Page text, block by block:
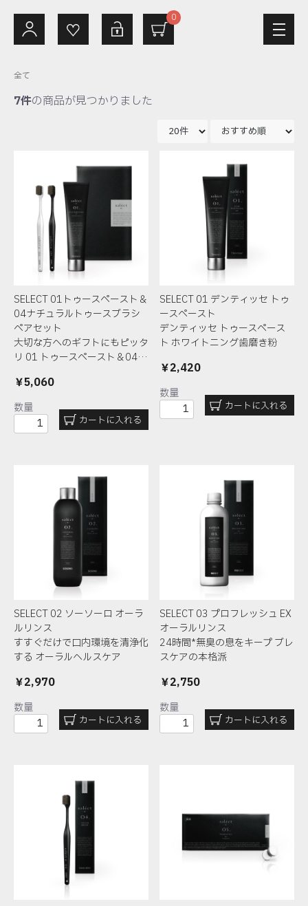
0
全て
7件の商品が見つかりました
SELECT 01トゥースペースト＆
04ナチュラルトゥースブラシ
ペアセット
大切な方へのギフトにもピッタ
リ 01 トゥースペースト＆04…
￥5,060
数量
カートに入れる
SELECT 01 デンティッセ トゥ
ースペースト
デンティッセ トゥースペース
ト ホワイトニング歯磨き粉
￥2,420
数量
カートに入れる
SELECT 02 ソーソーロ オーラ
ルリンス
すすぐだけで口内環境を清浄化
する オーラルヘルスケア
￥2,970
数量
カートに入れる
SELECT 03 プロフレッシュ EX
オーラルリンス
24時間*無臭の息をキープブレ
スケアの本格派
￥2,750
数量
カートに入れる